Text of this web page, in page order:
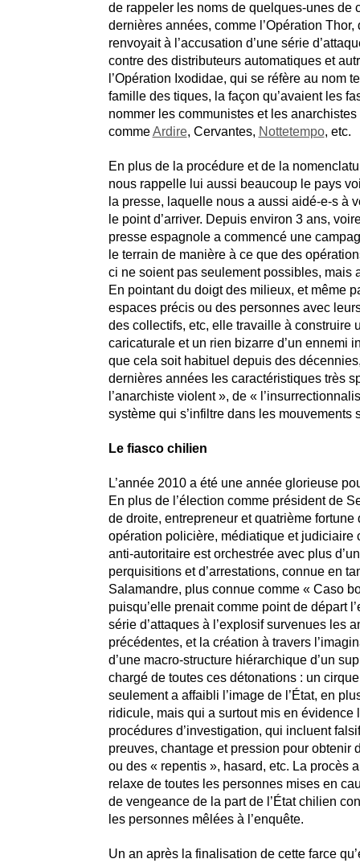
de rappeler les noms de quelques-unes de
dernières années, comme l’Opération Thor,
renvoyait à l’accusation d’une série
contre des distributeurs automatiques et
l’Opération Ixodidae, qui se réfère au nom
famille des tiques, la façon qu’avaient les
nommer les communistes et les anarchistes
commeArdire, Cervantes, Nottetempo, etc.
En plus de la procédure et de la
nous rappelle lui aussi beaucoup le pays
la presse, laquelle nous a aussi aidé-e-s à
le point d’arriver. Depuis environ 3 ans,
presse espagnole a commencé une
le terrain de manière à ce que des
ci ne soient pas seulement possibles, mais
En pointant du doigt des milieux, et même
espaces précis ou des personnes avec
des collectifs, etc, elle travaille à construire
caricaturale et un rien bizarre d’un ennemi
que cela soit habituel depuis des
dernières années les caractéristiques très
l’anarchiste violent », de «
système qui s’infiltre dans les mouvements
Le fiasco chilien
L’année 2010 a été une année glorieuse
En plus de l’élection comme président de
de droite, entrepreneur et quatrième fortune
opération policière, médiatique et judiciaire
anti-autoritaire est orchestrée avec plus
perquisitions et d’arrestations, connue en
Salamandre, plus connue comme « Caso
puisqu’elle prenait comme point de départ
série d’attaques à l’explosif survenues les
précédentes, et la création à travers
d’une macro-structure hiérarchique d’un
chargé de toutes ces détonations : un
seulement a affaibli l’image de l’État, en
ridicule, mais qui a surtout mis en évidence
procédures d’investigation, qui incluent
preuves, chantage et pression pour obtenir
ou des « repentis », hasard, etc. La procès
relaxe de toutes les personnes mises en
de vengeance de la part de l’État chilien
les personnes mêlées à l’enquête.
Un an après la finalisation de cette farce